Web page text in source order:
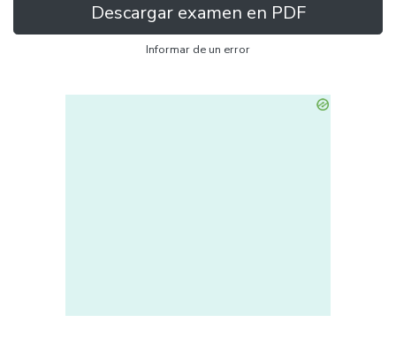
Descargar examen en PDF
Informar de un error